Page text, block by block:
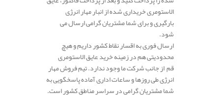
الاستومری خریداری شده از انبار مهار انرژی
بارگیری و برای شما مشتریان گرامی ارسال می
شود.
ارسال فوری به اقسار نقاط کشور داریم و هیچ
محدودیتی هم در زمینه خرید عایق الاستومری
قم از جانب شرکت ما وجود ندارد. تیم فروش مهار
انرژی طی روزها و ساعات اداری آماده پاسخگویی به
شما مشتریان گرامی در سراسر مناطق کشور است.